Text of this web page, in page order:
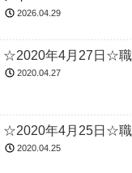
2026.04.29
☆2020年4月27日☆
2020.04.27
☆2020年4月25日☆
2020.04.25